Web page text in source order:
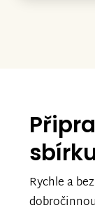
Rychle a